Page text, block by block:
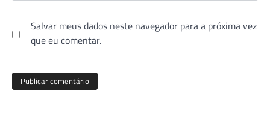
Salvar meus dados neste navegador para a próxima vez
que eu comentar.